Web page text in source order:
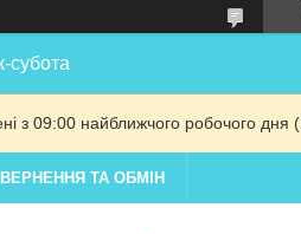
субота
з 09:00 найближчого робочого дня
ТА ОБМІН